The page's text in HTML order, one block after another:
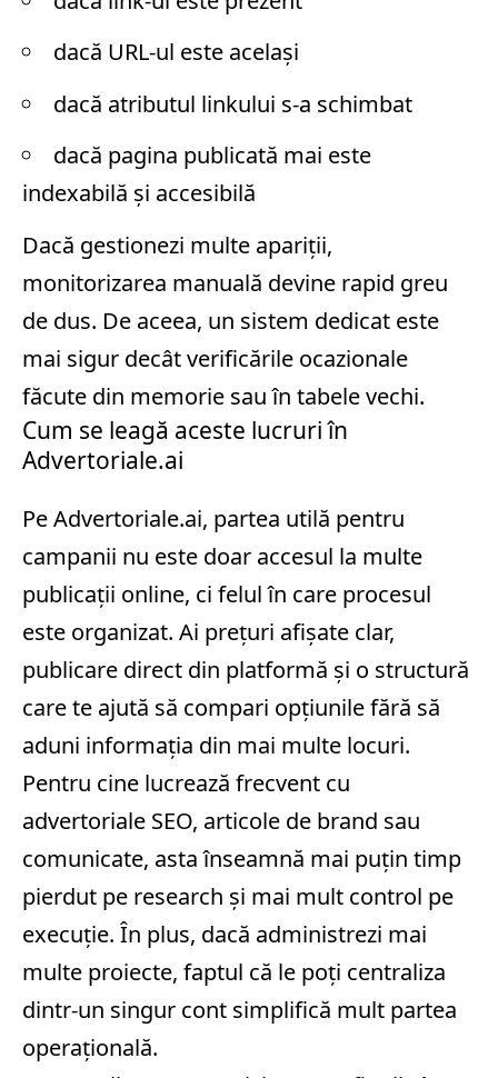
dacă URL-ul este același
dacă atributul linkului s-a schimbat
dacă pagina publicată mai este
indexabilă și accesibilă
Dacă gestionezi multe apariții,
monitorizarea manuală devine rapid greu
de dus. De aceea, un sistem dedicat este
mai sigur decât verificările ocazionale
făcute din memorie sau în tabele vechi.
Cum se leagă aceste lucruri în
Advertoriale.ai
Pe Advertoriale.ai, partea utilă pentru
campanii nu este doar accesul la multe
publicații online, ci felul în care procesul
este organizat. Ai prețuri afișate clar,
publicare direct din platformă și o structură
care te ajută să compari opțiunile fără să
aduni informația din mai multe locuri.
Pentru cine lucrează frecvent cu
advertoriale SEO, articole de brand sau
comunicate, asta înseamnă mai puțin timp
pierdut pe research și mai mult control pe
execuție. În plus, dacă administrezi mai
multe proiecte, faptul că le poți centraliza
dintr-un singur cont simplifică mult partea
operațională.